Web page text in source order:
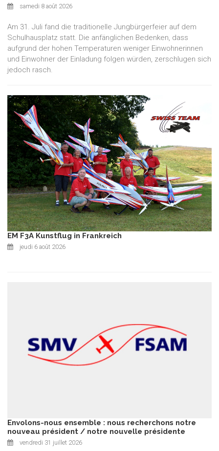
samedi 8 août 2026
Am 31. Juli fand die traditionelle Jungbürgerfeier auf dem
Schulhausplatz statt. Die anfänglichen Bedenken, dass
aufgrund der hohen Temperaturen weniger Einwohnerinnen
und Einwohner der Einladung folgen würden, zerschlugen sich
jedoch rasch.
EM F3A Kunstflug in Frankreich
jeudi 6 août 2026
Envolons-nous ensemble : nous recherchons notre
nouveau président / notre nouvelle présidente
vendredi 31 juillet 2026